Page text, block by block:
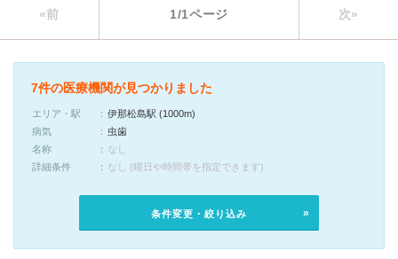
«前 1/1ページ 次»
7件の医療機関が見つかりました
エリア・駅
伊那松島駅 (1000m)
病気
虫歯
名称
なし
詳細条件
なし (曜日や時間帯を指定できます)
条件変更・絞り込み